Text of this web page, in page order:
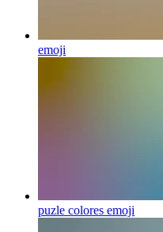
emoji
puzle colores emoji